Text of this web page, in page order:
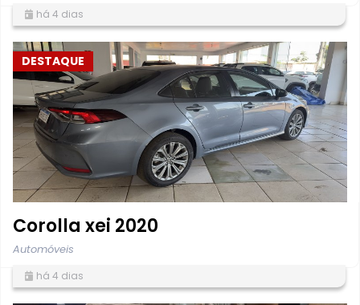
há 4 dias
DESTAQUE
Corolla xei 2020
Automóveis
há 4 dias